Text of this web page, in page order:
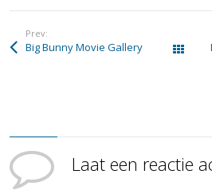
Prev:
Big Bunny Movie Gallery
Laat een reactie